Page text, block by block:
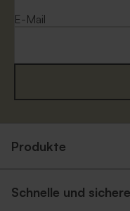
E-Mail
Produkte
Schnelle und